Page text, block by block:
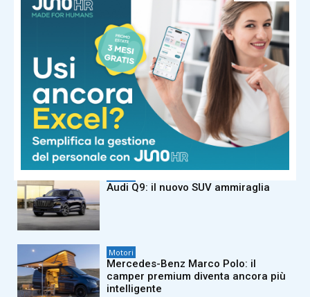
Motori
FIAT Grande Panda protagonista del
Jova Summer Party 2026
Motori
FIAT Professional Ducato festeggia
45 anni di innovazione e leadership
Audi Q9: il nuovo SUV ammiraglia
Motori
Mercedes-Benz Marco Polo: il
camper premium diventa ancora più
intelligente